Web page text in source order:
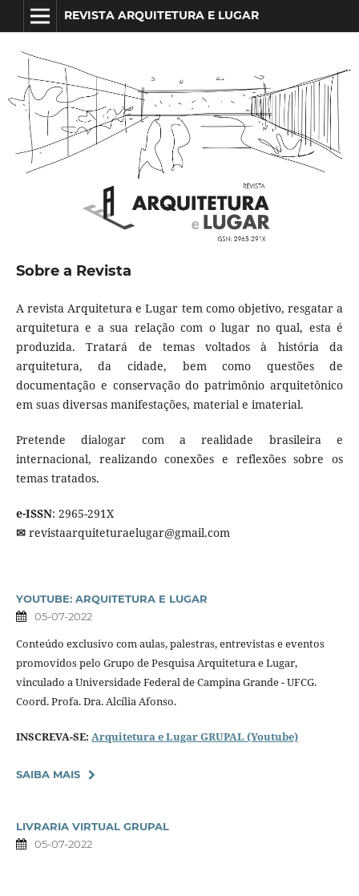
REVISTA ARQUITETURA E LUGAR
Sobre a Revista
A revista Arquitetura e Lugar tem como objetivo, resgatar a
arquitetura e a sua relação com o lugar no qual, esta é
produzida. Tratará de temas voltados à história da
arquitetura, da cidade, bem como questões de
documentação e conservação do patrimônio arquitetônico
em suas diversas manifestações, material e imaterial.
Pretende dialogar com a realidade brasileira e
internacional, realizando conexões e reflexões sobre os
temas tratados.
e-ISSN: 2965-291X
✉revistaarquiteturaelugar@gmail.com
YOUTUBE: ARQUITETURA E LUGAR
05-07-2022
Conteúdo exclusivo com aulas, palestras, entrevistas e eventos
promovidos pelo Grupo de Pesquisa Arquitetura e Lugar,
vinculado a Universidade Federal de Campina Grande - UFCG.
Coord. Profa. Dra. Alcília Afonso.
INSCREVA-SE: Arquitetura e Lugar GRUPAL (Youtube)
SAIBA MAIS
LIVRARIA VIRTUAL GRUPAL
05-07-2022